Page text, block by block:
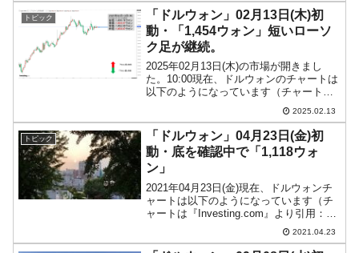
ア『ソウル経済』に「政府、昨年『福島
汚染水問題ない』と結論出し...
トピック
「ドルウォン」02月13日(木)初
動・「1,454ウォン」短いローソ
ク足が継続。
2025年02月13日(木)の市場が開きまし
た。10:00現在、ドルウォンのチャートは
以下のようになっています（チャートは
『Investing.com』より引用）。上がりま
せんねえ……が続いています(笑)。上を押
さえられたローソク足が続いて...
2025.02.13
トピック
「ドルウォン」04月23日(金)初
動・底を確認中で「1,118ウォ
ン」
2021年04月23日(金)現在、ドルウォンチ
ャートは以下のようになっています（チ
ャートは『Investing.com』より引用：以
下同）。前日のウォン進行を引き継いで
ウォン安方向で始まったのですが、現在
2021.04.23